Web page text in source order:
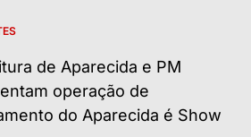
de Aparecida e PM
operação de
do Aparecida é Show